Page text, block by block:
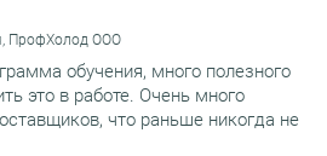
ПрофХолод ООО
обучения, много полезного
это в работе. Очень много
что раньше никогда не